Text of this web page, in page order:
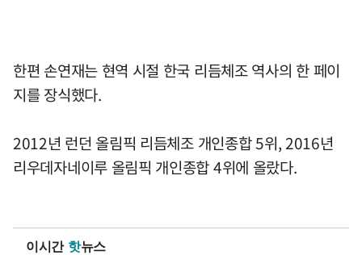
한편 손연재는 현역 시절 한국 리듬체조 역사의 한 페이
지를 장식했다.
2012년 런던 올림픽 리듬체조 개인종합 5위, 2016년
리우데자네이루 올림픽 개인종합 4위에 올랐다.
이시간 핫뉴스